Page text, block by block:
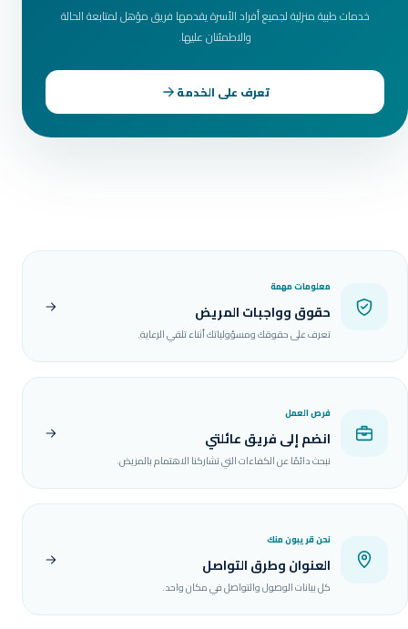
خدمات طبية منزلية لجميع أفراد الأسرة يقدمها فريق مؤهل لمتابعة الحالة
والاطمئنان عليها.
تعرف على الخدمة
معلومات مهمة
حقوق وواجبات المريض
تعرف على حقوقك ومسؤولياتك أثناء تلقي الرعاية.
فرص العمل
انضم إلى فريق عائلتي
نبحث دائمًا عن الكفاءات التي تشاركنا الاهتمام بالمريض.
نحن قريبون منك
العنوان وطرق التواصل
كل بيانات الوصول والتواصل في مكان واحد.